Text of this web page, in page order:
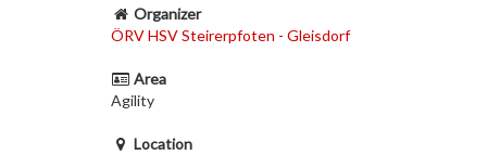
Organizer
ÖRV HSV Steirerpfoten - Gleisdorf
Area
Agility
Location